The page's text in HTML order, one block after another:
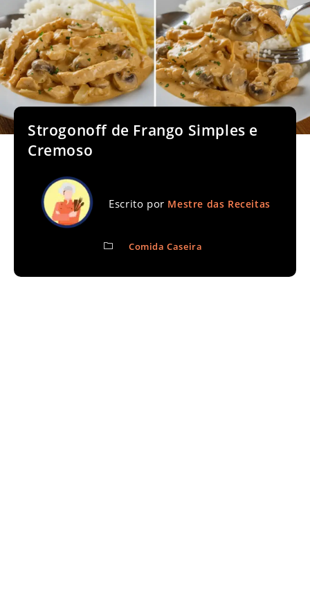
Strogonoff de Frango Simples e
Cremoso
Escrito por Mestre das Receitas
Comida Caseira